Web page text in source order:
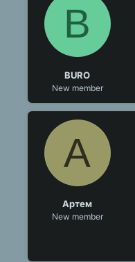
B
BURO
New member
А
Артем
New member